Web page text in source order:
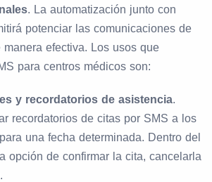
. La automatización junto con
potenciar las comunicaciones de
manera efectiva. Los usos que
para centros médicos son:
y recordatorios de asistencia.
recordatorios de citas por SMS a los
una fecha determinada. Dentro del
opción de confirmar la cita, cancelarla